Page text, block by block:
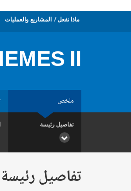
ماذا نفعل المشاريع والعمليات
II
ملخص
تفاصيل رئيسة
تفاصيل رئيسة